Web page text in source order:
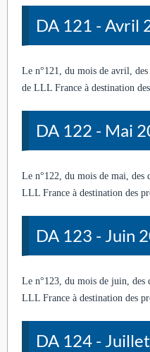
DA 121 - Avril
Le n°121, du mois de avril,
de LLL France à destination
DA 122 - Mai
Le n°122, du mois de mai, des
LLL France à destination des
DA 123 - Juin
Le n°123, du mois de juin, des
LLL France à destination des
DA 124 -